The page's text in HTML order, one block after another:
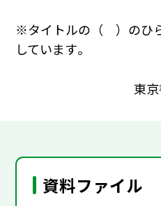
※タイトルの（ ）のひ
しています｡
東
資料ファイル